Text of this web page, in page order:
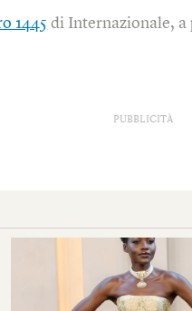
1445 di Internazionale, a
PUBBLICITÀ